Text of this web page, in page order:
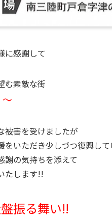
に感謝して
む素敵な街
被害を受けましたが
いただき少しづつ復興して
謝の気持ちを添えて
たします!!
振る舞い!!